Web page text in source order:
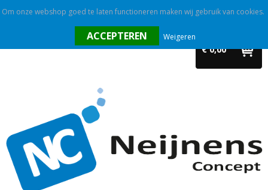
€ 0,00
Promotietextiel
Tassen
Alle categorieën
Om onze webshop goed te laten functioneren maken wij gebruik van cookies.
Weigeren